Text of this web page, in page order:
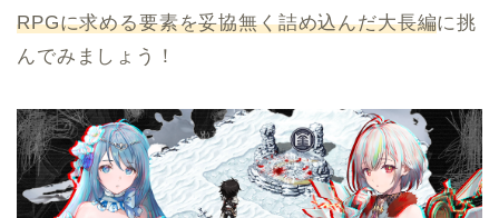
RPGに求める要素を妥協無く詰め込んだ大長編に挑
んでみましょう！